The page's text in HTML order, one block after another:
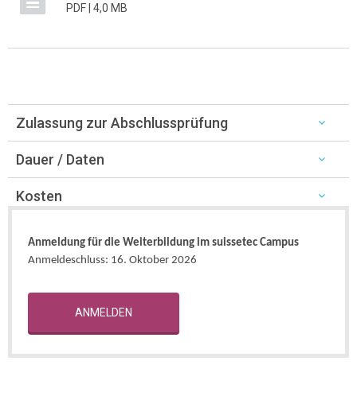
PDF | 4,0 MB
Zulassung zur Abschlussprüfung
Dauer / Daten
Kosten
Anmeldung für die Weiterbildung im suissetec Campus
Anmeldeschluss: 16. Oktober 2026
ANMELDEN